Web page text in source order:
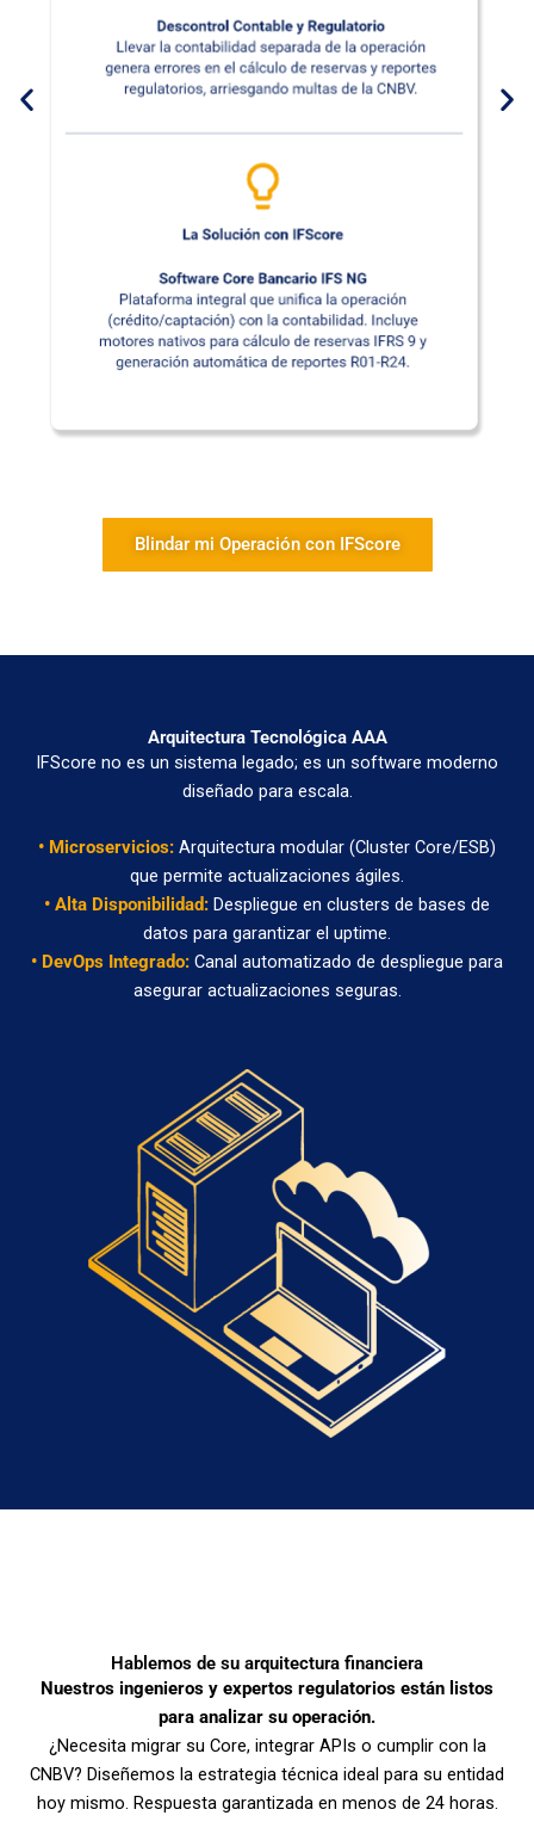
Blindar mi Operación con IFScore
Arquitectura Tecnológica AAA
IFScore no es un sistema legado; es un software moderno
diseñado para escala.
• Microservicios: Arquitectura modular (Cluster Core/ESB)
que permite actualizaciones ágiles.
• Alta Disponibilidad: Despliegue en clusters de bases de
datos para garantizar el uptime.
• DevOps Integrado: Canal automatizado de despliegue para
asegurar actualizaciones seguras.
Hablemos de su arquitectura financiera
Nuestros ingenieros y expertos regulatorios están listos
para analizar su operación.
¿Necesita migrar su Core, integrar APIs o cumplir con la
CNBV? Diseñemos la estrategia técnica ideal para su entidad
hoy mismo. Respuesta garantizada en menos de 24 horas.